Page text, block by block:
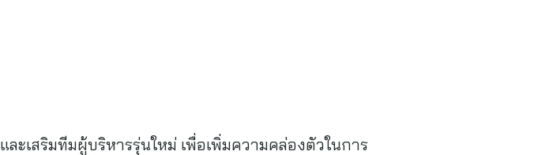
ะเสริมทีมผู้บริหารรุ่นใหม่ เพื่อเพิ่มความคล่องตัวในการ